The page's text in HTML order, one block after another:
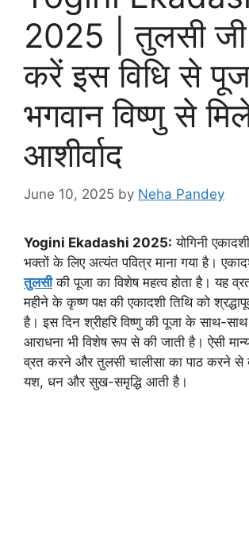
2025 | तुलसी
करें इस विधि से
भगवान विष्णु से
आशीर्वाद
June 10, 2025 by Neha Pandey
Yogini Ekadashi 2025: योगिनी
भक्तों के लिए अत्यंत पवित्र माना गया है।
तुलसीकी पूजा का विशेष महत्व होता है। यह
महीने के कृष्ण पक्ष की एकादशी तिथि को
है। इस दिन श्रीहरि विष्णु की पूजा के साथ-
आराधना भी विशेष रूप से की जाती है। ऐसी
व्रत करने और तुलसी चालीसा का पाठ करने से
यश, धन और सुख-समृद्धि आती है।